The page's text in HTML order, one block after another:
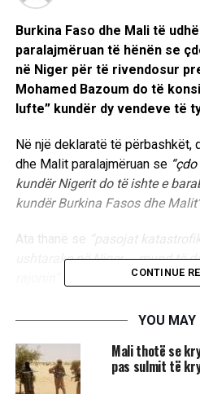
Burkina Faso dhe Mali të
paralajmëruan të hënën se
në Niger për të rivendosur
Mohamed Bazoum do të
lufte” kundër dy vendeve të
Në një deklaratë të përbashkët,
dhe Malit paralajmëruan se
kundër Nigerit do të ishte e
kundër Burkina Fasos dhe
Ata thanë se “pasojat
ushtarake në Niger … mund të
Të dy thanë gjithashtu se
dhe autoriteteve të Nigerit”./
CONTINUE
YOU MAY
Mali thotë se
pas sulmit të